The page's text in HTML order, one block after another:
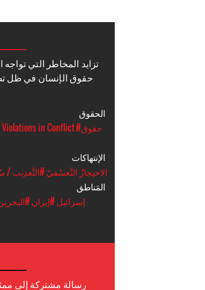
تزايد المخاطر التي
حقوق الإنسان في ظل
in Conflict#حقوق
#الاحتِجازُ التَّعسُفيّ#التَّعذِيب /
#إسرائيل#إيران
رسالة مشتركة إلى